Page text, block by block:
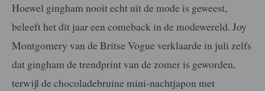
Hoewel gingham nooit echt uit de mode is geweest,
beleeft het dit jaar een comeback in de modewereld. Joy
Montgomery van de Britse Vogue verklaarde in juli zelfs
dat gingham de trendprint van de zomer is geworden,
terwijl de chocoladebruine mini-nachtjapon met